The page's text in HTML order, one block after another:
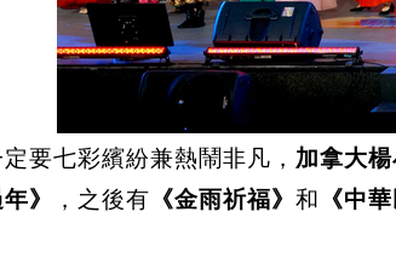
要七彩繽紛兼熱鬧非凡， 加拿大
》 ，之後有 《金雨祈福》 和 《中